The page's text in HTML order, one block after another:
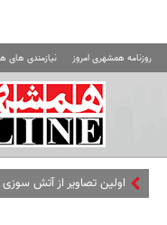
روزنامه همشهری امروز نیازمندی های
اولین تصاویر از آتش